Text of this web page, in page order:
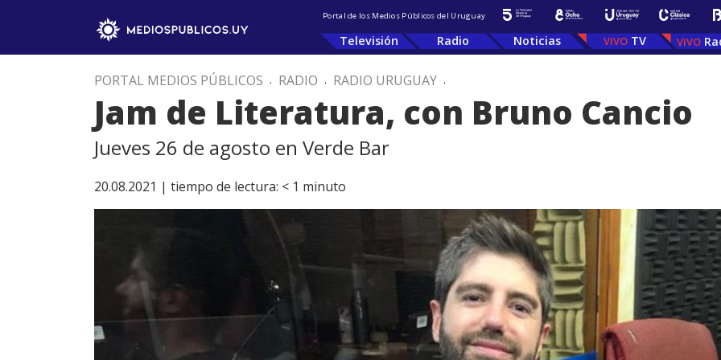
Portal de los Medios Públicos del Uruguay
Televisión Radio Noticias TV
PORTAL MEDIOS PÚBLICOS . RADIO . RADIO URUGUAY .
Jam de Literatura, con Bruno Cancio
Jueves 26 de agosto en Verde Bar
20.08.2021 | tiempo de lectura: < 1 minuto